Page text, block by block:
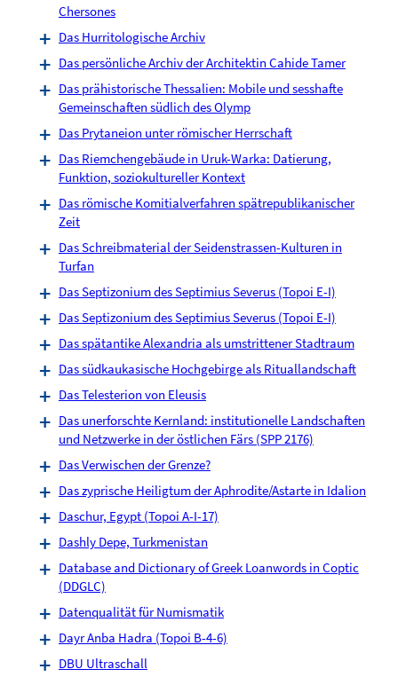
Chersones
Das Hurritologische Archiv
Das persönliche Archiv der Architektin Cahide Tamer
Das prähistorische Thessalien: Mobile und sesshafte
Gemeinschaften südlich des Olymp
Das Prytaneion unter römischer Herrschaft
Das Riemchengebäude in Uruk-Warka: Datierung,
Funktion, soziokultureller Kontext
Das römische Komitialverfahren spätrepublikanischer
Zeit
Das Schreibmaterial der Seidenstrassen-Kulturen in
Turfan
Das Septizonium des Septimius Severus (Topoi E-I)
Das Septizonium des Septimius Severus (Topoi E-I)
Das spätantike Alexandria als umstrittener Stadtraum
Das südkaukasische Hochgebirge als Rituallandschaft
Das Telesterion von Eleusis
Das unerforschte Kernland: institutionelle Landschaften
und Netzwerke in der östlichen Färs (SPP 2176)
Das Verwischen der Grenze?
Das zyprische Heiligtum der Aphrodite/Astarte in Idalion
Daschur, Egypt (Topoi A-I-17)
Dashly Depe, Turkmenistan
Database and Dictionary of Greek Loanwords in Coptic
(DDGLC)
Datenqualität für Numismatik
Dayr Anba Hadra (Topoi B-4-6)
DBU Ultraschall